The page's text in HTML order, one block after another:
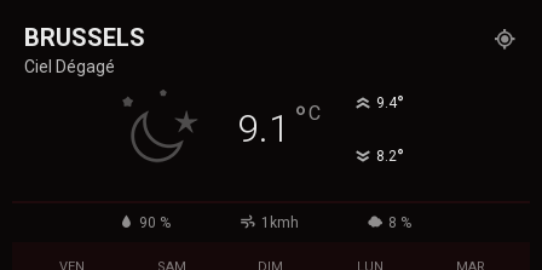
BRUSSELS
Ciel Dégagé
9.1 °C 9.4°
8.2°
90 % 1kmh 8 %
VEN SAM DIM LUN MAR